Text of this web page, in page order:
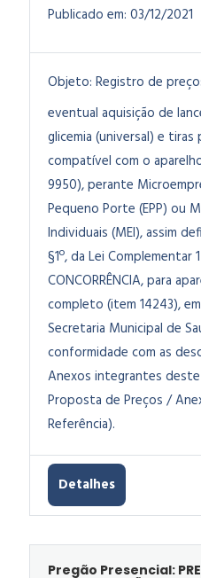
Publicado em: 03/12/2021
Objeto: Registro de
eventual aquisição de
glicemia (universal) e
compatível com o
9950), perante
Pequeno Porte (EPP) ou
Individuais (MEI), assim
§1º, da Lei
CONCORRÊNCIA, para
completo (item 14243),
Secretaria Municipal de
conformidade com as
Anexos integrantes
Proposta de Preços /
Referência).
Detalhes
Pregão Presencial: